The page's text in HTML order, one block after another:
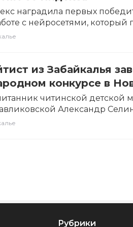
наградила первых
с нейросетями, который
было…
из Забайкалья
конкурсе в
читинской
Александр
творческом конкурсе
Рубрики